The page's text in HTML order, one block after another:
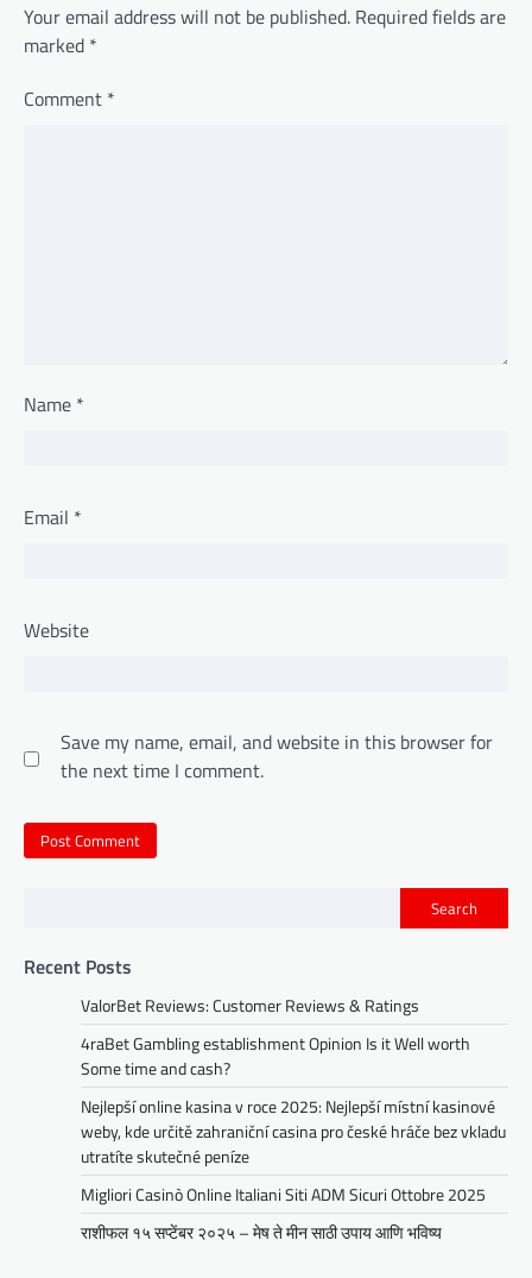
Your email address will not be published. Required fields are
marked *
Comment *
Name *
Email *
Website
Save my name, email, and website in this browser for
the next time I comment.
Search
Recent Posts
ValorBet Reviews: Customer Reviews & Ratings
4raBet Gambling establishment Opinion Is it Well worth
Some time and cash?
Nejlepší online kasina v roce 2025: Nejlepší místní kasinové
weby, kde určitě zahraniční casina pro české hráče bez vkladu
utratíte skutečné peníze
Migliori Casinò Online Italiani Siti ADM Sicuri Ottobre 2025
राशीफल १५ सप्टेंबर २०२५ – मेष ते मीन साठी उपाय आणि भविष्य